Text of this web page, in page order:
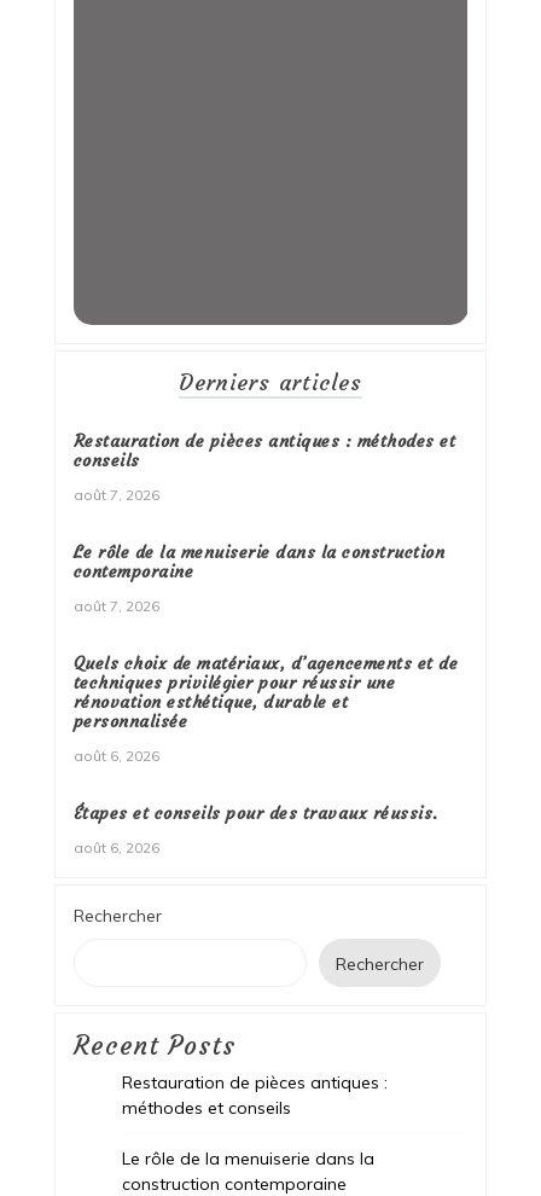
Derniers articles
Restauration de pièces antiques : méthodes et
conseils
août 7, 2026
Le rôle de la menuiserie dans la construction
contemporaine
août 7, 2026
Quels choix de matériaux, d’agencements et de
techniques privilégier pour réussir une
rénovation esthétique, durable et
personnalisée
août 6, 2026
Étapes et conseils pour des travaux réussis.
août 6, 2026
Rechercher
Rechercher
Recent Posts
Restauration de pièces antiques :
méthodes et conseils
Le rôle de la menuiserie dans la
construction contemporaine